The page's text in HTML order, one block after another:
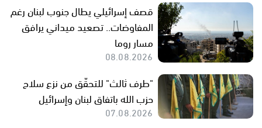
قصف إسرائيلي يطال جنوب لبنان رغم
المفاوضات.. تصعيد ميداني يرافق
مسار روما
08.08.2026
"طرف ثالث" للتحقّق من نزع سلاح
حزب الله باتفاق لبنان وإسرائيل
07.08.2026